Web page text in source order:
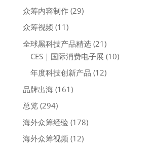
众筹内容制作(29)
众筹视频 (11)
全球黑科技产品精选(21)
CES｜国际消费电子展 (10)
年度科技创新产品 (12)
品牌出海(161)
总览(294)
海外众筹经验 (178)
海外众筹视频 (12)